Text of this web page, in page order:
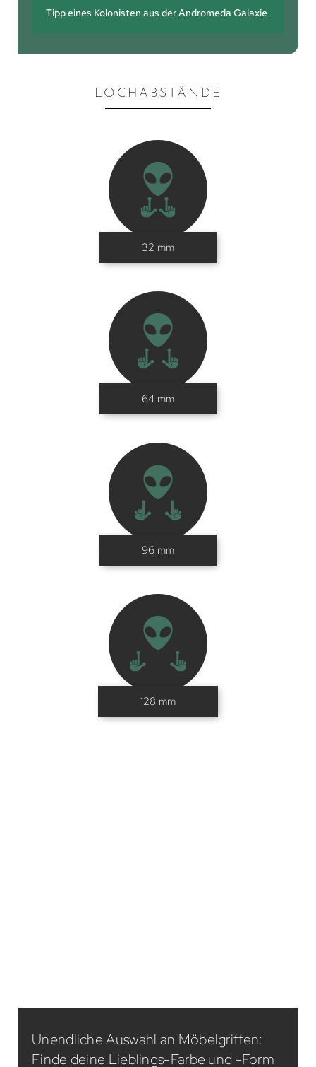
Tipp eines Kolonisten aus der Andromeda Galaxie
LOCHABSTÄNDE
32 mm
64 mm
96 mm
128 mm
Unendliche Auswahl an Möbelgriffen:
Finde deine Lieblings-Farbe und -Form